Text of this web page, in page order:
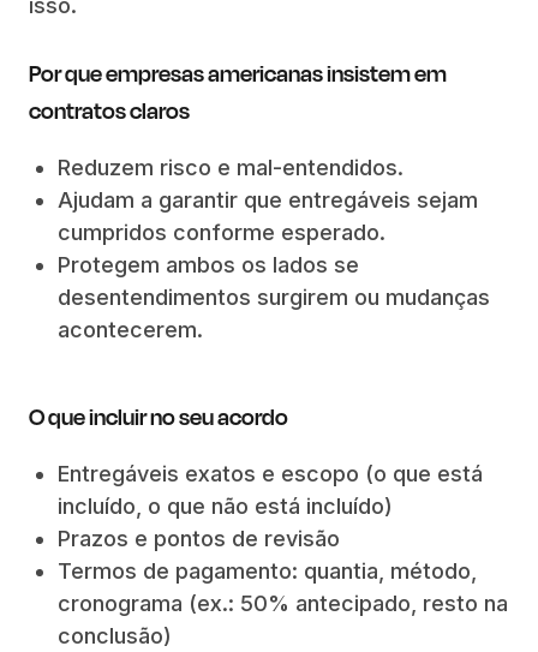
isso.
Por que empresas americanas insistem em
contratos claros
Reduzem risco e mal-entendidos.
Ajudam a garantir que entregáveis sejam
cumpridos conforme esperado.
Protegem ambos os lados se
desentendimentos surgirem ou mudanças
acontecerem.
O que incluir no seu acordo
Entregáveis exatos e escopo (o que está
incluído, o que não está incluído)
Prazos e pontos de revisão
Termos de pagamento: quantia, método,
cronograma (ex.: 50% antecipado, resto na
conclusão)